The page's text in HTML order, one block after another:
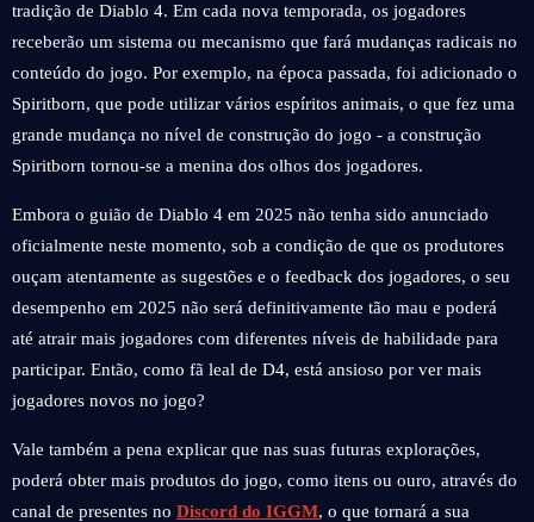
tradição de Diablo 4. Em cada nova temporada, os jogadores
receberão um sistema ou mecanismo que fará mudanças radicais no
conteúdo do jogo. Por exemplo, na época passada, foi adicionado o
Spiritborn, que pode utilizar vários espíritos animais, o que fez uma
grande mudança no nível de construção do jogo - a construção
Spiritborn tornou-se a menina dos olhos dos jogadores.
Embora o guião de Diablo 4 em 2025 não tenha sido anunciado
oficialmente neste momento, sob a condição de que os produtores
ouçam atentamente as sugestões e o feedback dos jogadores, o seu
desempenho em 2025 não será definitivamente tão mau e poderá
até atrair mais jogadores com diferentes níveis de habilidade para
participar. Então, como fã leal de D4, está ansioso por ver mais
jogadores novos no jogo?
Vale também a pena explicar que nas suas futuras explorações,
poderá obter mais produtos do jogo, como itens ou ouro, através do
canal de presentes no Discord do IGGM, o que tornará a sua